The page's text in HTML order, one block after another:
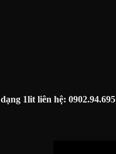
1lit liên hệ: 0902.94.695